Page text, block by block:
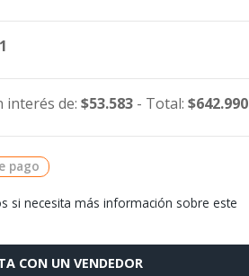
interés de: $53.583- Total: $642.990
pago
si necesita más información sobre este
CON UN VENDEDOR